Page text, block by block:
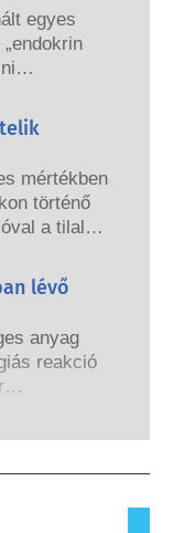
egyes
Csak
egy
Sok
de
az erős
kimutatták,
a
elvégezni,
mértékben
történő
a tilalom
és
be az
kozmetikai
lévő
anyag
reakció